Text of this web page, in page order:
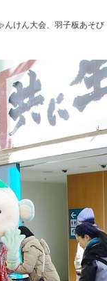
んけん大会、羽子板あそび